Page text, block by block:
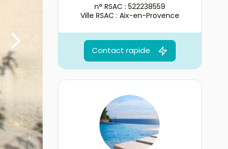
n° RSAC : 522238559
Ville RSAC : Aix-en-Provence
Contact rapide